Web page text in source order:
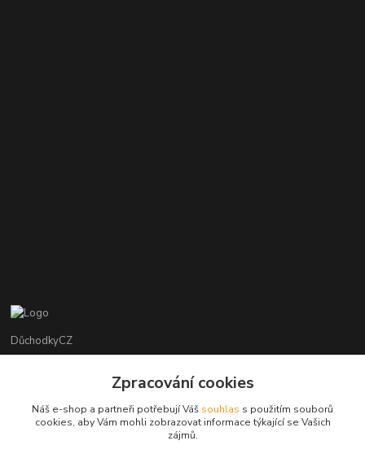
DůchodkyCZ
+420 412384749
objednavky@duchodky.cz
Zpracování cookies
Náš e-shop a partneři potřebují Váš souhlas s použitím souborů
cookies, aby Vám mohli zobrazovat informace týkající se Vašich
zájmů.